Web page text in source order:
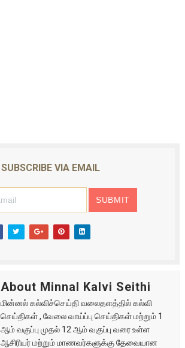
SUBSCRIBE VIA EMAIL
About Minnal Kalvi Seithi
மின்னல் கல்விச்செய்தி வலைதளத்தில் கல்வி
செய்திகள் , வேலை வாய்ப்பு செய்திகள் மற்றும் 1
ஆம் வகுப்பு முதல் 12 ஆம் வகுப்பு வரை உள்ள
ஆசிரியர் மற்றும் மாணவர்களுக்கு தேவையான